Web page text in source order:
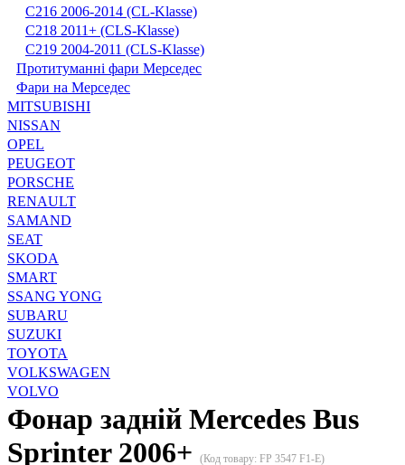
С216 2006-2014 (CL-Klasse)
С218 2011+ (CLS-Klasse)
С219 2004-2011 (CLS-Klasse)
Протитуманні фари Мерседес
Фари на Мерседес
MITSUBISHI
NISSAN
OPEL
PEUGEOT
PORSCHE
RENAULT
SAMAND
SEAT
SKODA
SMART
SSANG YONG
SUBARU
SUZUKI
TOYOTA
VOLKSWAGEN
VOLVO
Фонар задній Mercedes Bus
Sprinter 2006+
(Код товару: FP 3547 F1-E)